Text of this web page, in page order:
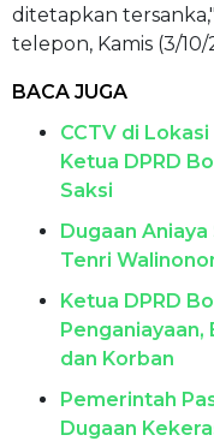
ditetapkan
telepon, Kamis (3/10/
BACA JUGA
CCTV di
Ketua DPRD
Saksi
Dugaan
Tenri
Ketua DPRD
Penganiayaan,
dan Korban
Pemerintah
Dugaan